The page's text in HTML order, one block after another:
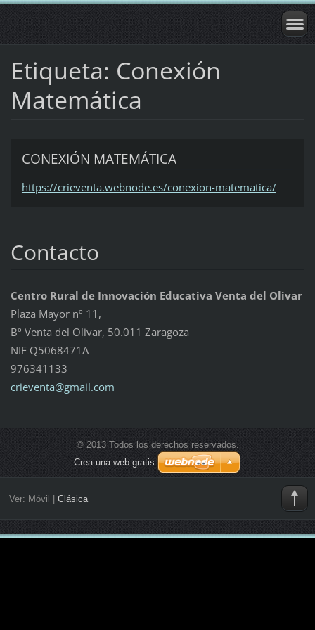
Etiqueta: Conexión
Matemática
CONEXIÓN MATEMÁTICA
https://crieventa.webnode.es/conexion-matematica/
Contacto
Centro Rural de Innovación Educativa Venta del Olivar
Plaza Mayor nº 11,
Bº Venta del Olivar, 50.011 Zaragoza
NIF Q5068471A
976341133
crieventa@gmail.com
© 2013 Todos los derechos reservados.
Crea una web gratis
Ver: Móvil Clásica